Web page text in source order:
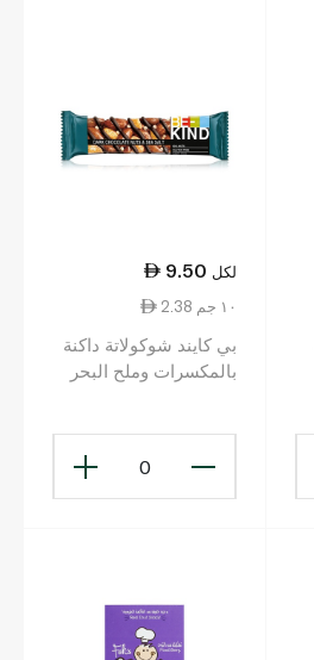
9.50 لكل
2.38 ١٠ جم
بي كايند شوكولاتة داكنة
بالمكسرات وملح البحر
0